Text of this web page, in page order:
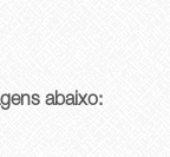
abaixo: